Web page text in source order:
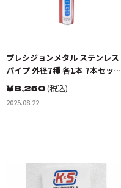
プレシジョンメタル ステンレス
パイプ 外径7種 各1本 7本セット
(長さ300mm) 素材 KS3410
￥8,250(税込)
2025.08.22